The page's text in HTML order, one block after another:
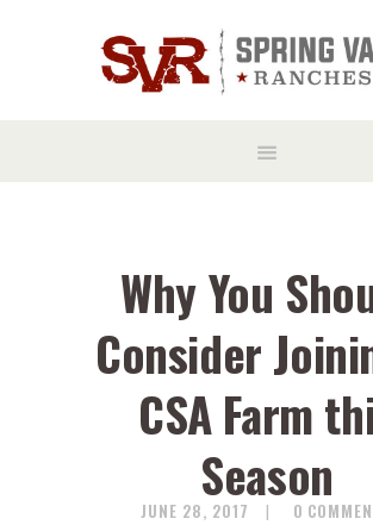
Why You
Consider
CSA Farm
Season
JUNE 28, 2017 0